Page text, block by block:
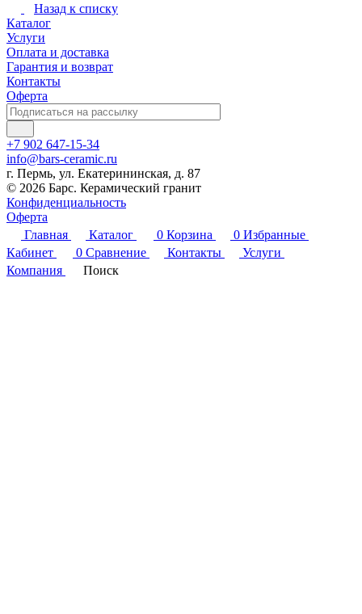
Назад к списку
Каталог
Услуги
Оплата и доставка
Гарантия и возврат
Контакты
Оферта
+7 902 647-15-34
info@bars-ceramic.ru
г. Пермь, ул. Екатерининская, д. 87
© 2026 Барс. Керамический гранит
Конфиденциальность
Оферта
Главная
Каталог 0 Корзина 0 Избранные
Кабинет
0 Сравнение Контакты
Услуги
Компания
Поиск